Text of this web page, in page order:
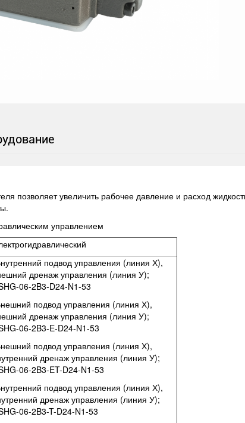
позволяет увеличить рабочее давление и расход
управлением
подвод управления (линия Х),
дренаж управления (линия У);
06-2B3-D24-N1-53
подвод управления (линия Х),
дренаж управления (линия У);
06-2B3-E-D24-N1-53
подвод управления (линия Х),
дренаж управления (линия У);
06-2B3-ET-D24-N1-53
подвод управления (линия Х),
дренаж управления (линия У);
06-2B3-T-D24-N1-53